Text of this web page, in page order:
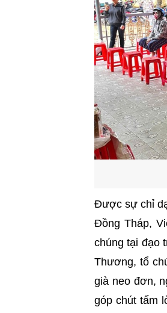
Được sự chỉ
Đồng Tháp,
chúng tại đạo
Thương, tổ
già neo đơn,
góp chút tấm